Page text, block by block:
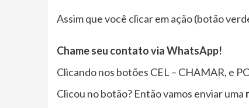
Assim que você clicar em ação (botão
Chame seu contato via WhatsApp!
Clicando nos botões CEL – CHAMAR, e
Clicou no botão? Então vamos enviar uma